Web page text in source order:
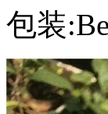
包装